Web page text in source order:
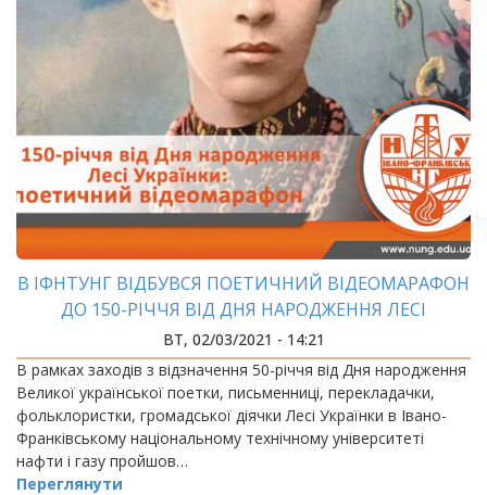
В ІФНТУНГ ВІДБУВСЯ ПОЕТИЧНИЙ ВІДЕОМАРАФОН
ДО 150-РІЧЧЯ ВІД ДНЯ НАРОДЖЕННЯ ЛЕСІ
УКРАЇНКИ
ВТ, 02/03/2021 - 14:21
В рамках заходів з відзначення 50-річчя від Дня народження
Великої української поетки, письменниці, перекладачки,
фольклористки, громадської діячки Лесі Українки в Івано-
Франківському національному технічному університеті
нафти і газу пройшов…
Переглянути